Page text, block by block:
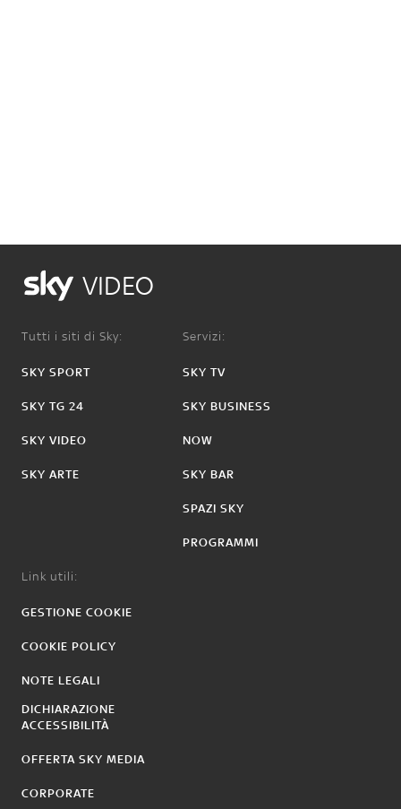
VIDEO
Tutti i siti di Sky:
SKY SPORT
SKY TG 24
SKY VIDEO
SKY ARTE
Servizi:
SKY TV
SKY BUSINESS
NOW
SKY BAR
SPAZI SKY
PROGRAMMI
Link utili:
GESTIONE COOKIE
COOKIE POLICY
NOTE LEGALI
DICHIARAZIONE
ACCESSIBILITÀ
OFFERTA SKY MEDIA
CORPORATE